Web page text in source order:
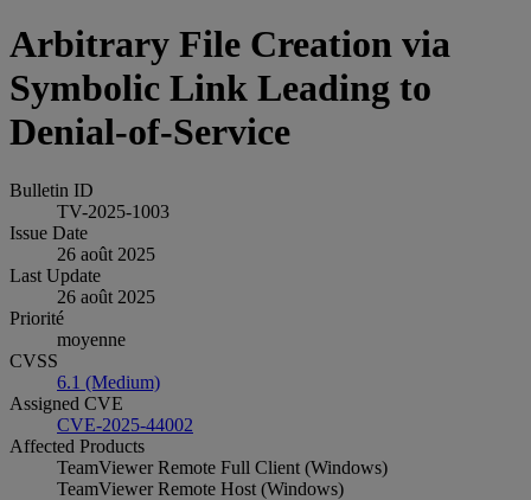
Arbitrary File Creation via
Symbolic Link Leading to
Denial-of-Service
Bulletin ID
TV-2025-1003
Issue Date
26 août 2025
Last Update
26 août 2025
Priorité
moyenne
CVSS
6.1 (Medium)
Assigned CVE
CVE-2025-44002
Affected Products
TeamViewer Remote Full Client (Windows)
TeamViewer Remote Host (Windows)